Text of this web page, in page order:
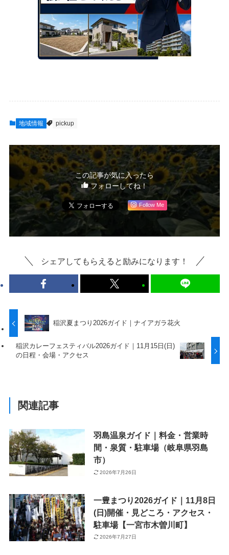
地域情報 pickup
この記事が気に入ったら
フォローしてね！
Follow Me
シェアしてもらえると励みになります！
稲沢夏まつり2026ガイド｜ナイアガラ花火
稲沢カレーフェスティバル2026ガイド｜11月15日(日)
の日程・会場・アクセス
関連記事
羽島温泉ガイド｜料金・営業時
間・泉質・駐車場（岐阜県羽島
市）
2026年7月26日
一豊まつり2026ガイド｜11月8日
(日)開催・見どころ・アクセス・
駐車場【一宮市木曽川町】
2026年7月27日